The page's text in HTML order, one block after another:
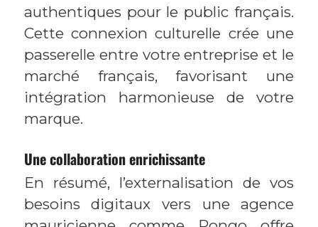
authentiques pour le public français.
Cette connexion culturelle crée une
passerelle entre votre entreprise et le
marché français, favorisant une
intégration harmonieuse de votre
marque.
Une collaboration enrichissante
En résumé, l’externalisation de vos
besoins digitaux vers une agence